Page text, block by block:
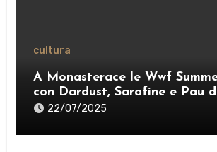
cultura
A Monasterace le Wwf
con Dardust, Sarafine e Pau
22/07/2025